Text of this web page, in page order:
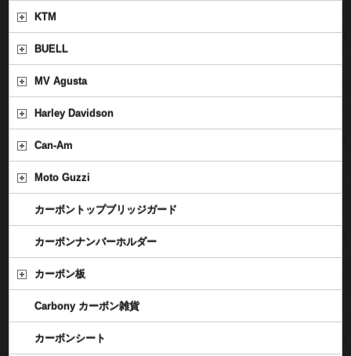
KTM
BUELL
MV Agusta
Harley Davidson
Can-Am
Moto Guzzi
カーボントップブリッジガード
カーボンナンバーホルダー
カーボン板
Carbony カーボン雑貨
カーボンシート